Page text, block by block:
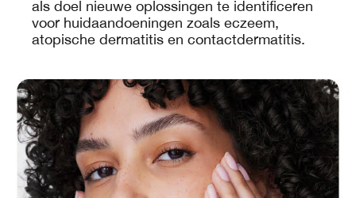
als doel nieuwe oplossingen te identificeren
voor huidaandoeningen zoals eczeem,
atopische dermatitis en contactdermatitis.